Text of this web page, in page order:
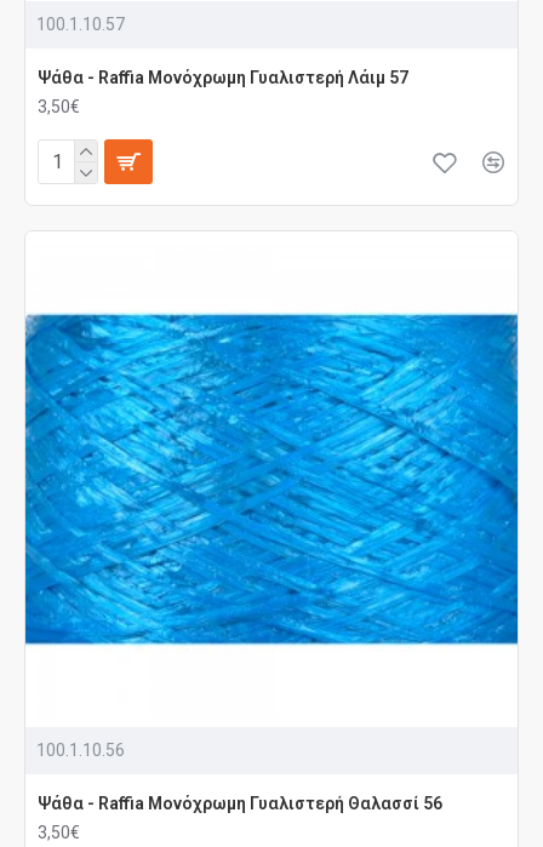
100.1.10.57
Ψάθα - Raffia Μονόχρωμη Γυαλιστερή Λάιμ 57
3,50€
100.1.10.56
Ψάθα - Raffia Μονόχρωμη Γυαλιστερή Θαλασσί 56
3,50€